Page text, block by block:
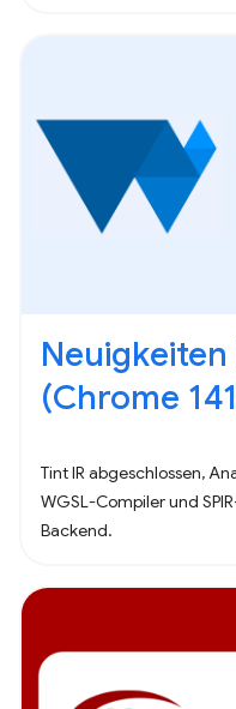
Neuigkeiten
(Chrome
Tint IR abgeschlossen,
WGSL-Compiler und
Backend.